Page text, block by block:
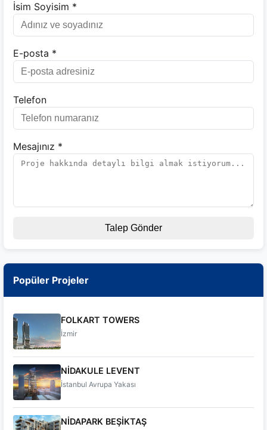
İsim Soyisim *
E-posta *
Telefon
Mesajınız *
Talep Gönder
Popüler Projeler
FOLKART TOWERS
İzmir
NİDAKULE LEVENT
İstanbul Avrupa Yakası
NİDAPARK BEŞİKTAŞ